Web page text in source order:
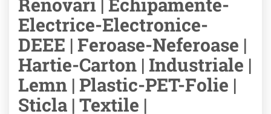
Electrice-Electronice-
DEEE | Feroase-Neferoase |
Hartie-Carton | Industriale |
Lemn | Plastic-PET-Folie |
Sticla | Textile |